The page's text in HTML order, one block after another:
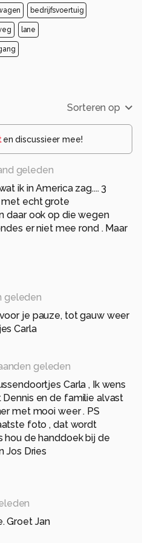
bedrijfsvoertuig
lane
Sorteren op
en discussieer mee!
geleden
ik in America zag.... 3
echt grote
daar ook op die wegen
er niet mee rond . Maar
geleden
je pauze, tot gauw weer
Carla
geleden
Carla , Ik wens
en de familie alvast
met mooi weer . PS
foto , dat wordt
hou de handdoek bij de
Jos Dries
Groet Jan